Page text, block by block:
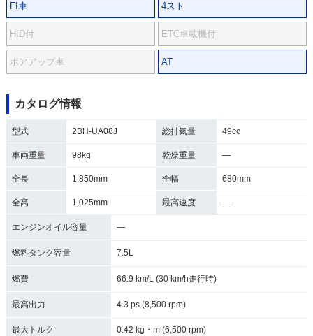
FI車 4スト
HID付 ETC車載機付
ボアアップ車 AT
カタログ情報
型式 2BH-UA08J 総排気量 49cc
車両重量 98kg 乾燥重量 ―
全長 1,850mm 全幅 680mm
全高 1,025mm 最高速度 ―
エンジンオイル容量 ―
燃料タンク容量 7.5L
燃費 66.9 km/L (30 km/h走行時)
最高出力 4.3 ps (8,500 rpm)
最大トルク 0.42 kg・m (6,500 rpm)